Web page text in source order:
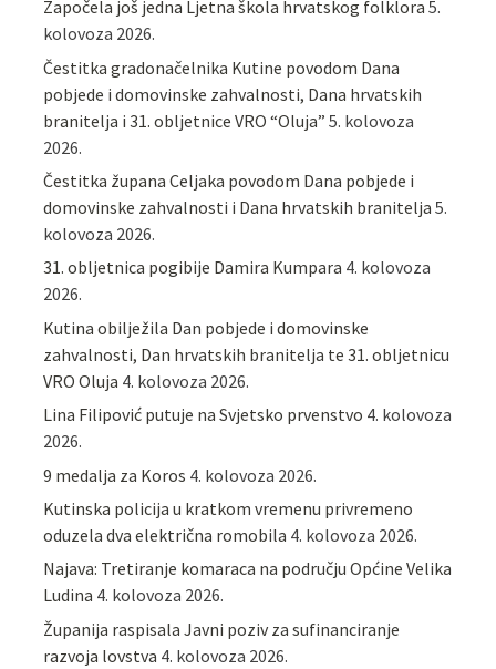
Započela još jedna Ljetna škola hrvatskog folklora 5.
kolovoza 2026.
Čestitka gradonačelnika Kutine povodom Dana
pobjede i domovinske zahvalnosti, Dana hrvatskih
branitelja i 31. obljetnice VRO “Oluja” 5. kolovoza
2026.
Čestitka župana Celjaka povodom Dana pobjede i
domovinske zahvalnosti i Dana hrvatskih branitelja 5.
kolovoza 2026.
31. obljetnica pogibije Damira Kumpara 4. kolovoza
2026.
Kutina obilježila Dan pobjede i domovinske
zahvalnosti, Dan hrvatskih branitelja te 31. obljetnicu
VRO Oluja 4. kolovoza 2026.
Lina Filipović putuje na Svjetsko prvenstvo 4. kolovoza
2026.
9 medalja za Koros 4. kolovoza 2026.
Kutinska policija u kratkom vremenu privremeno
oduzela dva električna romobila 4. kolovoza 2026.
Najava: Tretiranje komaraca na području Općine Velika
Ludina 4. kolovoza 2026.
Županija raspisala Javni poziv za sufinanciranje
razvoja lovstva 4. kolovoza 2026.